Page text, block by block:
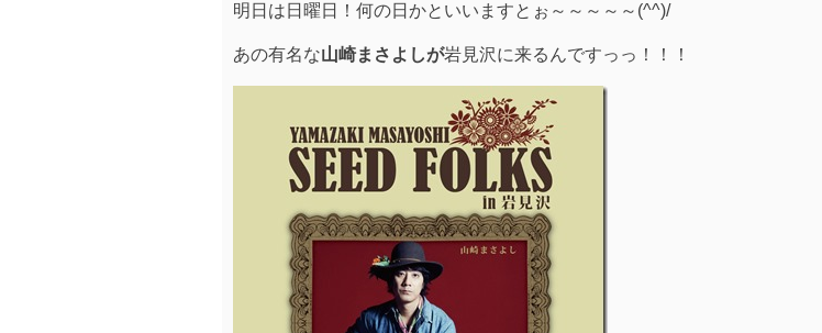
明日は日曜日！何の日かといいますとぉ～～～～～(^^)/
あの有名な山崎まさよしが岩見沢に来るんですっっ！！！